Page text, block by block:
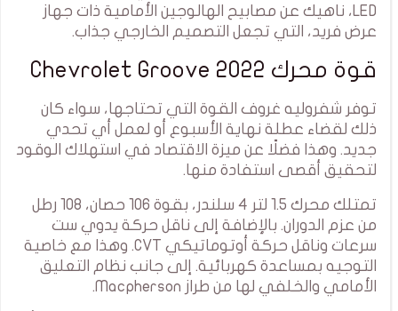
LED، ناهيك عن مصابيح الهالوجين الأمامية ذات جهاز
عرض فريد، التي تجعل التصميم الخارجي جذاب.
قوة محرك Chevrolet Groove 2022
توفر شفروليه غروف القوة التي تحتاجها، سواء كان
ذلك لقضاء عطلة نهاية الأسبوع أو لعمل أي تحدي
جديد. وهذا فضلًا عن ميزة الاقتصاد في استهلاك الوقود
لتحقيق أقصى استفادة منها.
تمتلك محرك 1.5 لتر 4 سلندر، بقوة 106 حصان، 108 رطل
من عزم الدوران. بالإضافة إلى ناقل حركة يدوي ست
سرعات وناقل حركة أوتوماتيكي CVT. وهذا مع خاصية
التوجيه بمساعدة كهربائية. إلى جانب نظام التعليق
الأمامي والخلفي لها من طراز Macpherson.